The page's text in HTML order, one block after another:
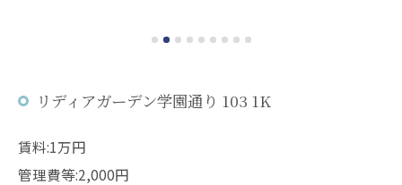
リディアガーデン学園通り 103 1K
賃料:1万円
管理費等:2,000円